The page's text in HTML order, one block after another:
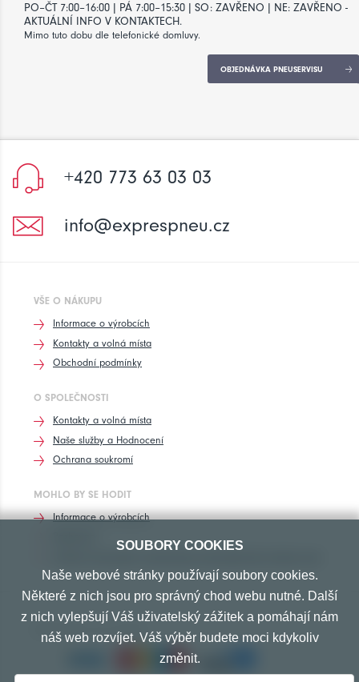
PO–ČT 7:00–16:00 | PÁ 7:00–15:30 | SO: ZAVŘENO | NE: ZAVŘENO -
AKTUÁLNÍ INFO V KONTAKTECH.
Mimo tuto dobu dle telefonické domluvy.
OBJEDNÁVKA PNEUSERVISU
+420 773 63 03 03
info@exprespneu.cz
VŠE O NÁKUPU
Informace o výrobcích
Kontakty a volná místa
Obchodní podmínky
O SPOLEČNOSTI
Kontakty a volná místa
Naše služby a Hodnocení
Ochrana soukromí
MOHLO BY SE HODIT
Informace o výrobcích
PŘIJÍMÁME TYTO PLATBY
SOUBORY COOKIES
Naše webové stránky používají soubory cookies.
Některé z nich jsou pro správný chod webu nutné. Další
z nich vylepšují Váš uživatelský zážitek a pomáhají nám
náš web rozvíjet. Váš výběr budete moci kdykoliv
změnit.